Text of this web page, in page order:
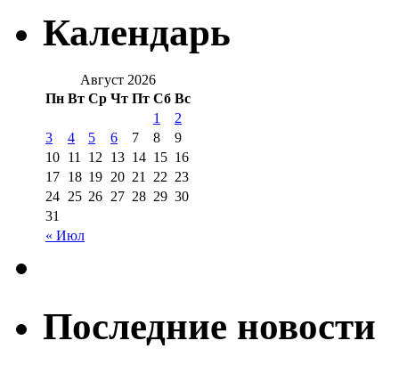
Календарь
Август 2026
Пн Вт Ср Чт Пт Сб Вс
« Июл
1
2
3
4 5 6 7 8
9
10 11 12 13 14 15 16
17 18 19 20 21 22 23
24 25 26 27 28 29 30
31
Последние новости